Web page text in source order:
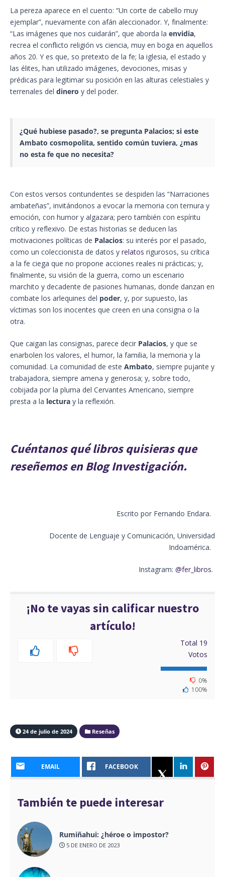
La pereza aparece en el cuento: “Un corte de cabello muy
ejemplar”, nuevamente con afán aleccionador. Y, finalmente:
“Las imágenes que nos cuidarán”, que aborda la envidia,
recrea el conflicto religión vs ciencia, muy en boga en aquellos
años 20. Y es que, so pretexto de la fe; la iglesia, el estado y
las élites, han utilizado imágenes, devociones, misas y
prédicas para legitimar su posición en las alturas celestiales y
terrenales del dinero y del poder.
¿Qué hubiese pasado?, se pregunta Palacios; si este
Ambato cosmopolita, sentido común tuviera, ¿mas
no esta fe que no necesita?
Con estos versos contundentes se despiden las “Narraciones
ambateñas”, invitándonos a evocar la memoria con ternura y
emoción, con humor y algazara; pero también con espíritu
crítico y reflexivo. De estas historias se deducen las
motivaciones políticas de Palacios: su interés por el pasado,
como un coleccionista de datos y relatos rigurosos, su crítica
a la fe ciega que no propone acciones reales ni prácticas; y,
finalmente, su visión de la guerra, como un escenario
marchito y decadente de pasiones humanas, donde danzan en
combate los arlequines del poder, y, por supuesto, las
víctimas son los inocentes que creen en una consigna o la
otra.
Que caigan las consignas, parece decir Palacios, y que se
enarbolen los valores, el humor, la familia, la memoria y la
comunidad. La comunidad de este Ambato, siempre pujante y
trabajadora, siempre amena y generosa; y, sobre todo,
cobijada por la pluma del Cervantes Americano, siempre
presta a la lectura y la reflexión.
Cuéntanos qué libros quisieras que
reseñemos en Blog Investigación.
Escrito por Fernando Endara.
Docente de Lenguaje y Comunicación, Universidad
Indoamérica.
Instagram: @fer_libros.
¡No te vayas sin calificar nuestro
artículo!
Total 19
Votos
0%
100%
24 de julio de 2024 Reseñas
EMAIL FACEBOOK
También te puede interesar
Rumiñahui: ¿héroe o impostor?
5 DE ENERO DE 2023